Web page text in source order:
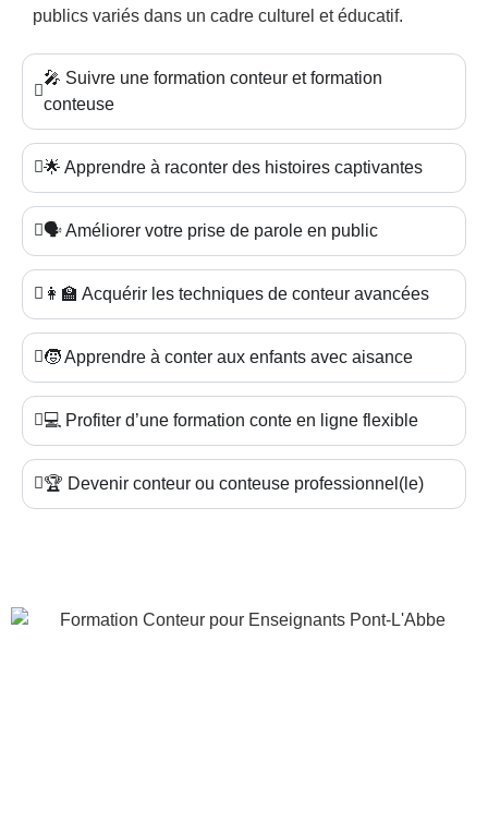
publics variés dans un cadre culturel et éducatif.
🎤 Suivre une formation conteur et formation
conteuse
🌟 Apprendre à raconter des histoires captivantes
🗣️ Améliorer votre prise de parole en public
👩‍🏫 Acquérir les techniques de conteur avancées
🧒 Apprendre à conter aux enfants avec aisance
💻 Profiter d’une formation conte en ligne flexible
🏆 Devenir conteur ou conteuse professionnel(le)